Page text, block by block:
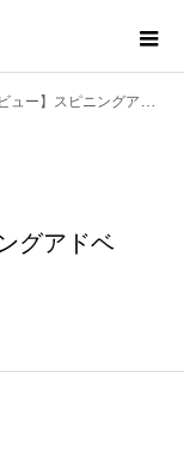
】スピニングアドベンチャー
グアドベ